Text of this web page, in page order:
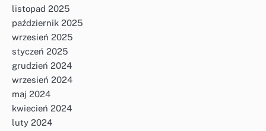
listopad 2025
październik 2025
wrzesień 2025
styczeń 2025
grudzień 2024
wrzesień 2024
maj 2024
kwiecień 2024
luty 2024